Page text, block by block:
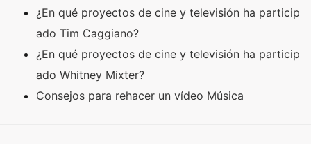
¿En qué proyectos de cine y televisión ha particip
ado Tim Caggiano?
¿En qué proyectos de cine y televisión ha particip
ado Whitney Mixter?
Consejos para rehacer un vídeo Música